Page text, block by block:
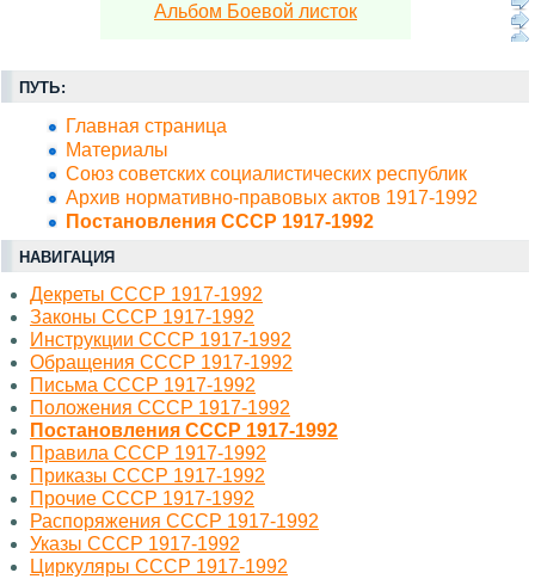
Альбом Боевой листок
ПУТЬ:
Главная страница
Материалы
Союз советских социалистических республик
Архив нормативно-правовых актов 1917-1992
Постановления СССР 1917-1992
НАВИГАЦИЯ
Декреты СССР 1917-1992
Законы СССР 1917-1992
Инструкции СССР 1917-1992
Обращения СССР 1917-1992
Письма СССР 1917-1992
Положения СССР 1917-1992
Постановления СССР 1917-1992
Правила СССР 1917-1992
Приказы СССР 1917-1992
Прочие СССР 1917-1992
Распоряжения СССР 1917-1992
Указы СССР 1917-1992
Циркуляры СССР 1917-1992